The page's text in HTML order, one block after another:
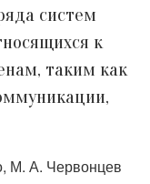
систем
к
таким как
М. А. Червонцев